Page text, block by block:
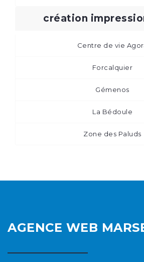
création
Centre de vie
Forcalquier
Gémenos
La Bédoule
Zone des Paluds
AGENCE WEB